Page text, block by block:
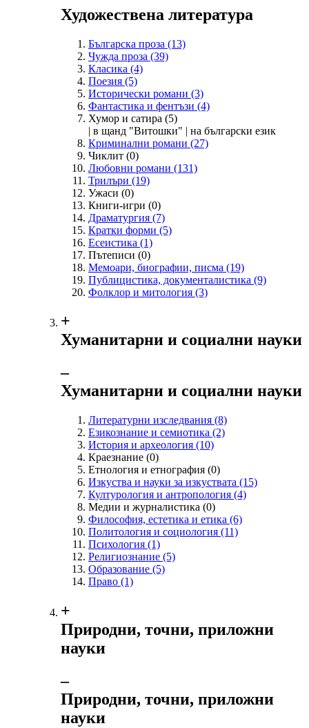
Художествена литература
Българска проза (13)
Чужда проза (39)
Класика (4)
Поезия (5)
Исторически романи (3)
Фантастика и фентъзи (4)
Хумор и сатира (5)
| в щанд "Витошки" | на български език
Криминални романи (27)
Чиклит (0)
Любовни романи (131)
Трилъри (19)
Ужаси (0)
Книги-игри (0)
Драматургия (7)
Кратки форми (5)
Есеистика (1)
Пътеписи (0)
Мемоари, биографии, писма (19)
Публицистика, документалистика (9)
Фолклор и митология (3)
+
Хуманитарни и социални науки
‒
Хуманитарни и социални науки
Литературни изследвания (8)
Езикознание и семиотика (2)
История и археология (10)
Краезнание (0)
Етнология и етнография (0)
Изкуства и науки за изкуствата (15)
Културология и антропология (4)
Медии и журналистика (0)
Философия, естетика и етика (6)
Политология и социология (11)
Психология (1)
Религиознание (5)
Образование (5)
Право (1)
+
Природни, точни, приложни
науки
‒
Природни, точни, приложни
науки